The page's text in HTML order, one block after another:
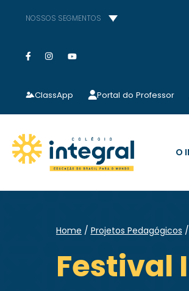
NOSSOS SEGMENTOS
ClassApp Portal do Professor
O
Home Projetos Pedagógicos
Festival